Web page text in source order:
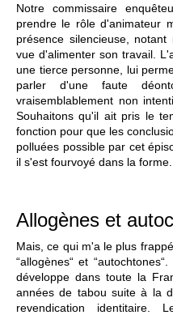
Notre commissaire
prendre le rôle d'animateur
présence silencieuse,
vue d'alimenter son travail.
une tierce personne, lui
parler d'une faute
vraisemblablement non
Souhaitons qu'il ait pris le
fonction pour que les
polluées possible par cet
il s'est fourvoyé dans la forme.
Allogènes et
Mais, ce qui m'a le plus
“allogènes“ et
développe dans toute la
années de tabou suite à la
revendication identitaire.